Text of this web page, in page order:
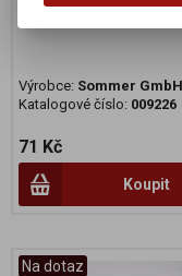
Snacks olivové
Výrobce: Sommer GmbH
Katalogové číslo: 009226
71 Kč
Koupit
Na dotaz